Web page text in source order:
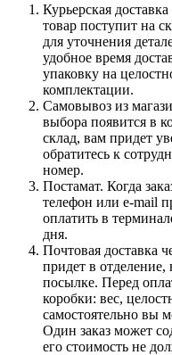
Курьерская
товар поступит на
для уточнения
удобное время
упаковку на
комплектации.
Самовывоз из
выбора появится в
склад, вам придет
обратитесь к
номер.
Постамат. Когда
телефон или e-mail
оплатить в
дня.
Почтовая доставка
придет в
посылке. Перед
коробки: вес,
самостоятельно вы
Один заказ может
его стоимость не